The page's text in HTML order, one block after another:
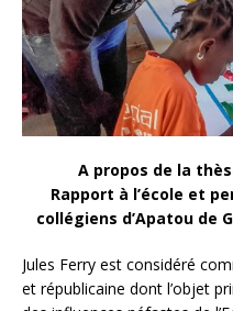
A propos de la
Rapport à l’école et
collégiens d’Apatou de
Jules Ferry est considéré
et républicaine dont l’objet